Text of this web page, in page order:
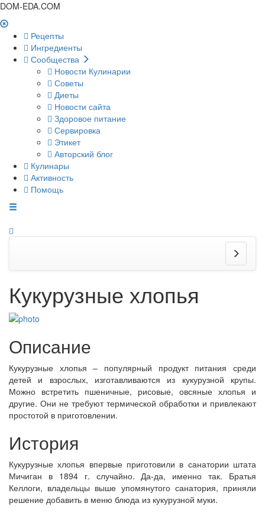
DOM-EDA.COM
Рецепты
Ингредиенты
Сообщества
Новости Кулинарии
Советы
Диеты
Новости сайта
Здоровое питание
Сервировка
Этикет
Авторский блог
Кулинары
Активность
Помощь
Кукурузные хлопья
Описание
Кукурузные хлопья – популярный продукт питания среди
детей и взрослых, изготавливаются из кукурузной крупы.
Можно встретить пшеничные, рисовые, овсяные хлопья и
другие. Они не требуют термической обработки и привлекают
простотой в приготовлении.
История
Кукурузные хлопья впервые приготовили в санатории штата
Мичиган в 1894 г. случайно. Да-да, именно так. Братья
Келлоги, владельцы выше упомянутого санатория, приняли
решение добавить в меню блюда из кукурузной муки.